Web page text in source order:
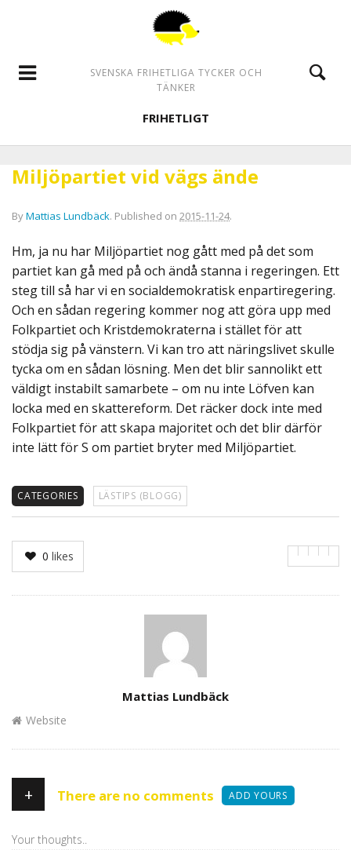
SVENSKA FRIHETLIGA TYCKER OCH
TÄNKER
FRIHETLIGT
Miljöpartiet vid vägs ände
ByMattias Lundbäck. Published on 2015-11-24.
Hm, ja nu har Miljöpartiet nog gått med på det som
partiet kan gå med på och ändå stanna i regeringen. Ett
steg till så har vi en socialdemokratisk enpartiregering.
Och en sådan regering kommer nog att göra upp med
Folkpartiet och Kristdemokraterna i stället för att
stödja sig på vänstern. Vi kan tro att näringslivet skulle
tycka om en sådan lösning. Men det blir sannolikt ett
väldigt instabilt samarbete – om nu inte Löfven kan
locka med en skattereform. Det räcker dock inte med
Folkpartiet för att skapa majoritet och det blir därför
inte lätt för S om partiet bryter med Miljöpartiet.
CATEGORIES LÄSTIPS (BLOGG)
0 likes
Mattias Lundbäck
Website
+ There are no comments ADD YOURS